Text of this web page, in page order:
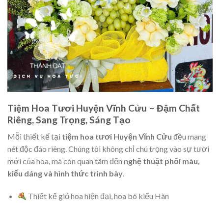
Tiệm Hoa Tươi Huyện Vĩnh Cửu – Đậm Chất
Riêng, Sang Trọng, Sáng Tạo
Mỗi thiết kế tại tiệm hoa tươi Huyện Vĩnh Cửu đều mang
nét độc đáo riêng. Chúng tôi không chỉ chú trọng vào sự tươi
mới của hoa, mà còn quan tâm đến nghệ thuật phối màu,
kiểu dáng và hình thức trình bày.
Thiết kế giỏ hoa hiện đại, hoa bó kiểu Hàn